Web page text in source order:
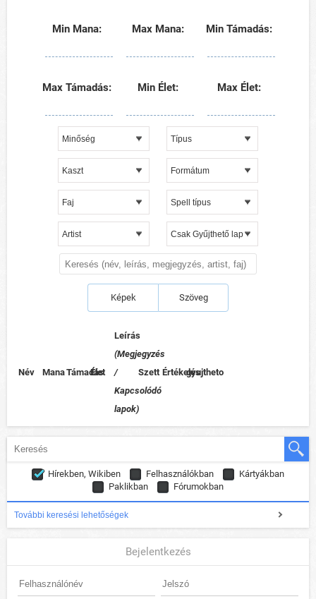
Min Mana: Max Mana: Min Támadás:
Max Támadás: Min Élet: Max Élet:
Képek Szöveg
Név ManaTámadás
Élet
Leírás
(Megjegyzés
/
Kapcsolódó
lapok)
Szett Értékelésgyujtheto
Hírekben, Wikiben Felhasználókban
Kártyákban
Paklikban
Fórumokban
További keresési lehetőségek
Bejelentkezés